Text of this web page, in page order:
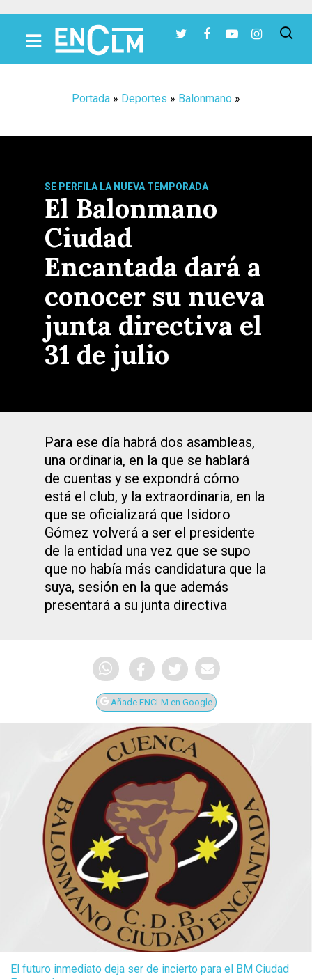
Portada » Deportes » Balonmano »
SE PERFILA LA NUEVA TEMPORADA
El Balonmano
Ciudad
Encantada dará a
conocer su nueva
junta directiva el
31 de julio
Para ese día habrá dos asambleas,
una ordinaria, en la que se hablará
de cuentas y se expondrá cómo
está el club, y la extraordinaria, en la
que se oficializará que Isidoro
Gómez volverá a ser el presidente
de la entidad una vez que se supo
que no había más candidatura que la
suya, sesión en la que además
presentará a su junta directiva
Añade ENCLM en Google
El futuro inmediato deja ser de incierto para el BM Ciudad